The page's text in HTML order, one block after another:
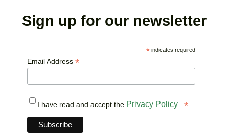
Sign up for our newsletter
*indicates required
Email Address *
I have read and accept the Privacy Policy *